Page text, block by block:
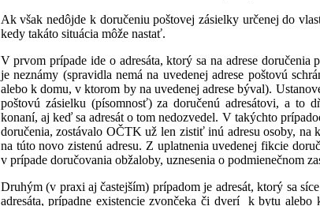
Ak však nedôjde k doručeniu poštovej zásielky určenej do
kedy takáto situácia môže nastať.
V prvom prípade ide o adresáta, ktorý sa na adrese
je neznámy (spravidla nemá na uvedenej adrese poštovú
alebo k domu, v ktorom by na uvedenej adrese býval).
poštovú zásielku (písomnosť) za doručenú adresátovi, a to
konaní, aj keď sa adresát o tom nedozvedel. V takýchto
doručenia, zostávalo OČTK už len zistiť inú adresu osoby, na
na túto novo zistenú adresu. Z uplatnenia uvedenej fikcie
v prípade doručovania obžaloby, uznesenia o podmienečnom
Druhým (v praxi aj častejším) prípadom je adresát, ktorý sa
adresáta, prípadne existencie zvončeka či dverí k bytu